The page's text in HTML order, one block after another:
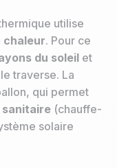
utilise
chaleur. Pour ce
du soleilet
traverse. La
qui permet
sanitaire(chauffe-
solaire